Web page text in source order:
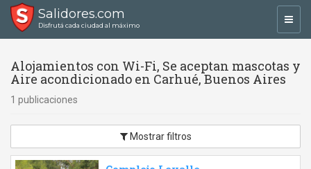
Salidores.com
Disfrutá cada ciudad al máximo
Alojamientos con Wi-Fi, Se aceptan mascotas y
Aire acondicionado en Carhué, Buenos Aires
1 publicaciones
Mostrar filtros